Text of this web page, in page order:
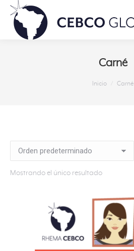
Carné
Inicio Carné
Mostrando el único resultado